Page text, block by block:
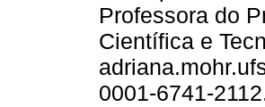
Professora do
Científica e
0001-6741-